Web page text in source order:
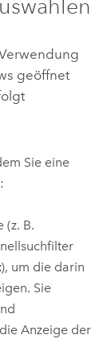
geöffnet
Sie eine
(z. B.
), um die darin
Sie
Anzeige der